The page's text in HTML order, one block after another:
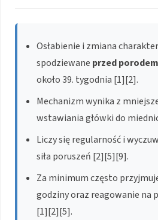
Osłabienie i zmiana
spodziewane przed porodem
około 39. tygodnia [1][2].
Mechanizm wynika z
wstawiania główki do
Liczy się regularność i
siła poruszeń [2][5][9].
Za minimum często
godziny oraz reagowanie na
[1][2][5].